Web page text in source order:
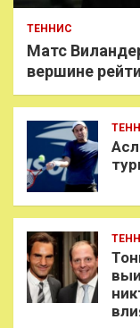
ТЕННИС
Матс
вершине